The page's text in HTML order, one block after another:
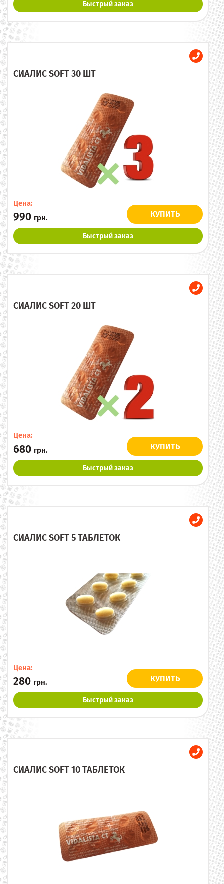
Быстрый заказ
СИАЛИС SOFT 30 ШТ
Цена:
990 грн. КУПИТЬ
Быстрый заказ
СИАЛИС SOFT 20 ШТ
Цена:
680 грн. КУПИТЬ
Быстрый заказ
СИАЛИС SOFT 5 ТАБЛЕТОК
Цена:
280 грн. КУПИТЬ
Быстрый заказ
СИАЛИС SOFT 10 ТАБЛЕТОК